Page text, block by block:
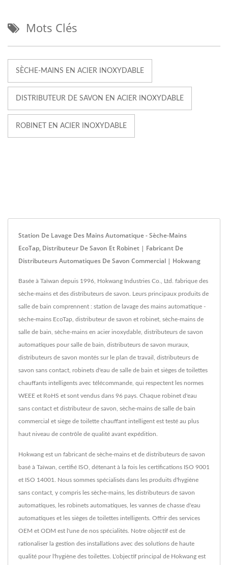
Mots Clés
SÈCHE-MAINS EN ACIER INOXYDABLE
DISTRIBUTEUR DE SAVON EN ACIER INOXYDABLE
ROBINET EN ACIER INOXYDABLE
Station De Lavage Des Mains Automatique - Sèche-Mains
EcoTap, Distributeur De Savon Et Robinet | Fabricant De
Distributeurs Automatiques De Savon Commercial | Hokwang
Basée à Taïwan depuis 1996, Hokwang Industries Co., Ltd. fabrique des
sèche-mains et des distributeurs de savon. Leurs principaux produits de
salle de bain comprennent : station de lavage des mains automatique -
sèche-mains EcoTap, distributeur de savon et robinet, sèche-mains de
salle de bain, sèche-mains en acier inoxydable, distributeurs de savon
automatiques pour salle de bain, distributeurs de savon muraux,
distributeurs de savon montés sur le plan de travail, distributeurs de
savon sans contact, robinets d'eau de salle de bain et sièges de toilettes
chauffants intelligents avec télécommande, qui respectent les normes
WEEE et RoHS et sont vendus dans 96 pays. Chaque robinet d'eau
sans contact et distributeur de savon, sèche-mains de salle de bain
commercial et siège de toilette chauffant intelligent est testé au plus
haut niveau de contrôle de qualité avant expédition.
Hokwang est un fabricant de sèche-mains et de distributeurs de savon
basé à Taïwan, certifié ISO, détenant à la fois les certifications ISO 9001
et ISO 14001. Nous sommes spécialisés dans les produits d'hygiène
sans contact, y compris les sèche-mains, les distributeurs de savon
automatiques, les robinets automatiques, les vannes de chasse d'eau
automatiques et les sièges de toilettes intelligents. Offrir des services
OEM et ODM est l'une de nos spécialités. Notre objectif est de
rationaliser la gestion des installations avec des solutions de haute
qualité pour l'hygiène des toilettes. L'objectif principal de Hokwang est